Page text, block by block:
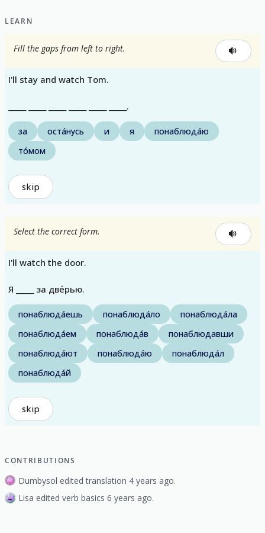
LEARN
Fill the gaps from left to right.
I'll stay and watch Tom.
_____ _____ _____ _____ _____ _____.
за оста́нусь и я
понаблюда́ю
то́мом
skip
Select the correct form.
I'll watch the door.
Я _____ за две́рью.
понаблюда́ешь понаблюда́ло
понаблюда́ла
понаблюда́ем
понаблюда́в
понаблюдавши
понаблюда́ют
понаблюда́ю
понаблюда́л
понаблюда́й
skip
CONTRIBUTIONS
Dumbysol edited translation 4 years ago.
Lisa edited verb basics 6 years ago.